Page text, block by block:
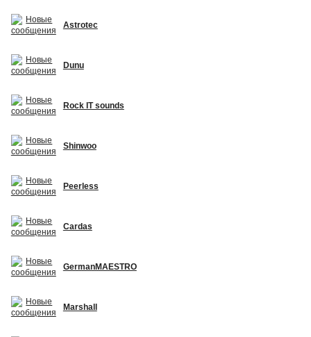
Astrotec
Dunu
Rock IT sounds
Shinwoo
Peerless
Cardas
GermanMAESTRO
Marshall